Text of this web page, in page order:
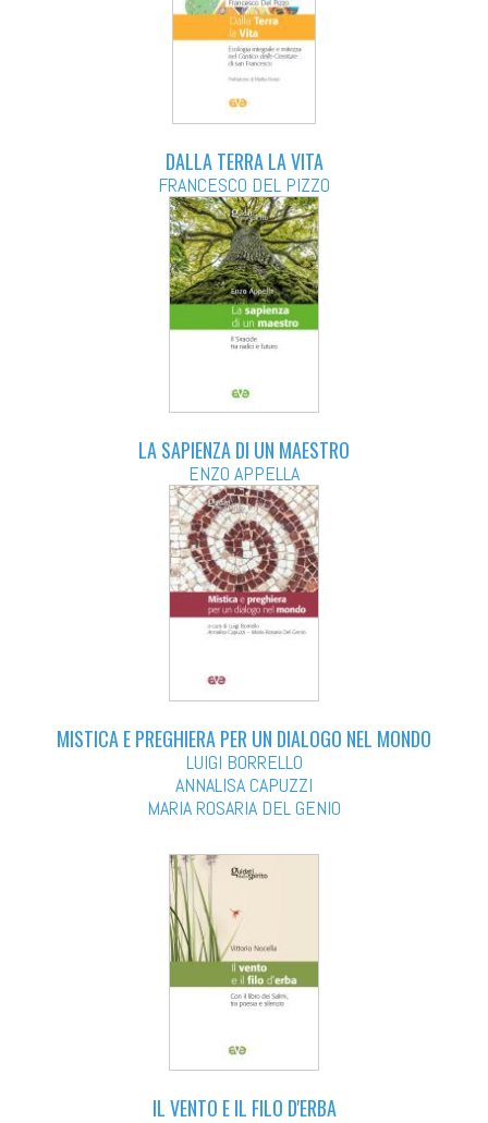
DALLA TERRA LA VITA
FRANCESCO DEL PIZZO
LA SAPIENZA DI UN MAESTRO
ENZO APPELLA
MISTICA E PREGHIERA PER UN DIALOGO NEL MONDO
LUIGI BORRELLO
ANNALISA CAPUZZI
MARIA ROSARIA DEL GENIO
IL VENTO E IL FILO D'ERBA